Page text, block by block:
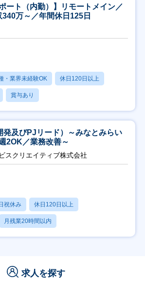
ート（内勤）】リモートメイン／
万～／年間休日125日
・業界未経験OK 休日120日以上
賞与あり
発及びPJリード）～みなとみらい
2OK／業務改善～
スクリエイティブ株式会社
祝休み 休日120日以上
月残業20時間以内
求人を探す